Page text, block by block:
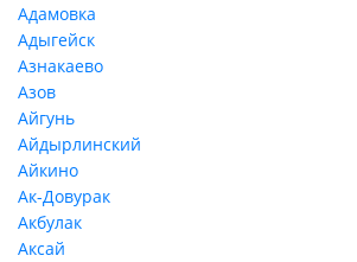
Адамовка
Адыгейск
Азнакаево
Азов
Айгунь
Айдырлинский
Айкино
Ак-Довурак
Акбулак
Аксай